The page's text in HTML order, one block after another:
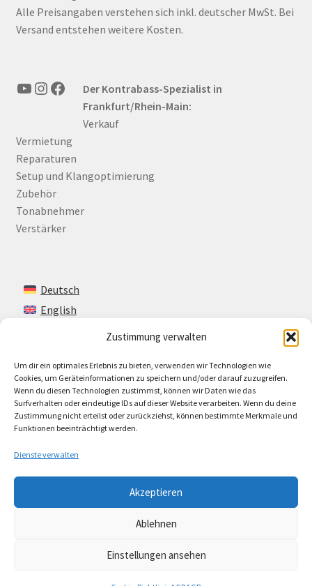
Zustimmung verwalten
Um dir ein optimales Erlebnis zu bieten, verwenden wir Technologien wie
Cookies, um Geräteinformationen zu speichern und/oder darauf zuzugreifen.
Wenn du diesen Technologien zustimmst, können wir Daten wie das
Surfverhalten oder eindeutige IDs auf dieser Website verarbeiten. Wenn du deine
Zustimmung nicht erteilst oder zurückziehst, können bestimmte Merkmale und
Funktionen beeinträchtigt werden.
Dienste verwalten
Akzeptieren
Ablehnen
Einstellungen ansehen
Alle Preisangaben verstehen sich inkl. deutscher MwSt. Bei
Versand entstehen weitere Kosten.
YouTube
Instagram
FacebookDer Kontrabass-Spezialist in
Frankfurt/Rhein-Main:
Verkauf
Vermietung
Reparaturen
Setup und Klangoptimierung
Zubehör
Tonabnehmer
Verstärker
Deutsch
English
Kontakt
Impressum + AGB
Cookie-Richtlinie (EU)
© Lando Music 2026
Erstellt mit WooCommerce